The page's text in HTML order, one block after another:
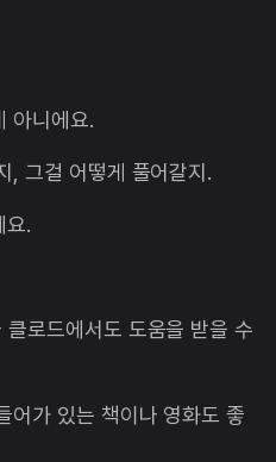
아니에요.
, 그걸 어떻게 풀어갈지.
요.
로드에서도 도움을 받을 수
어가 있는 책이나 영화도 좋